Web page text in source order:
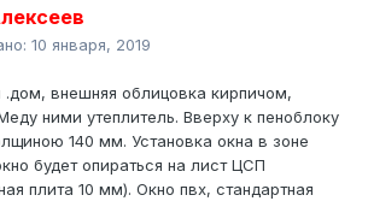
10 января, 2019
внешняя облицовка кирпичом,
ними утеплитель. Вверху к пеноблоку
140 мм. Установка окна в зоне
будет опираться на лист ЦСП
плита 10 мм). Окно пвх, стандартная